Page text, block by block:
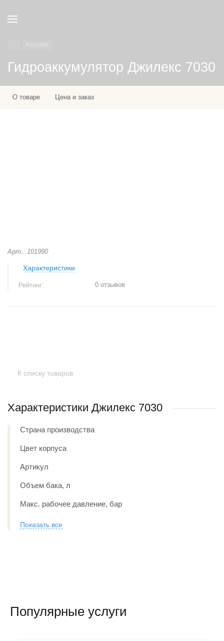
Гидроаккумулятор Джилекс 7030
О товаре Цена и заказ
Арт.: 101990
Характеристики
Рейтинг: 0 отзывов
К списку товаров
Характеристики Джилекс 7030
Страна производства
Цвет корпуса
Артикул
Объем бака, л
Макс. рабочее давление, бар
Показать все
Популярные услуги